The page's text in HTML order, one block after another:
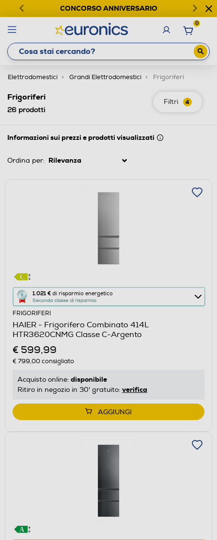
CONCORSO ANNIVERSARIO
0
Elettrodomestici Grandi Elettrodomestici Frigoriferi
Filtri 4
Frigoriferi
26 prodotti
Informazioni sui prezzi e prodotti visualizzati
Ordina per:
1.021 € di risparmio energetico
Seconda classe di risparmio
Questa
azione
aprirà
il
Calcolatore
di
risparmio
energetico
di
FRIGORIFERI
HAIER - Frigorifero Combinato 414L
HTR3620CNMG Classe C-Argento
€ 599,99
€ 799,00consigliato
Acquisto online: disponibile
Ritiro in negozio in 30' gratuito: verifica
AGGIUNGI